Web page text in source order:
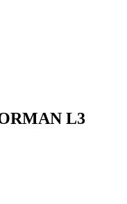
L3